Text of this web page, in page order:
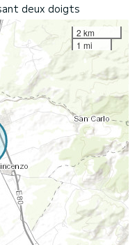
deux doigts
2 km
1 mi